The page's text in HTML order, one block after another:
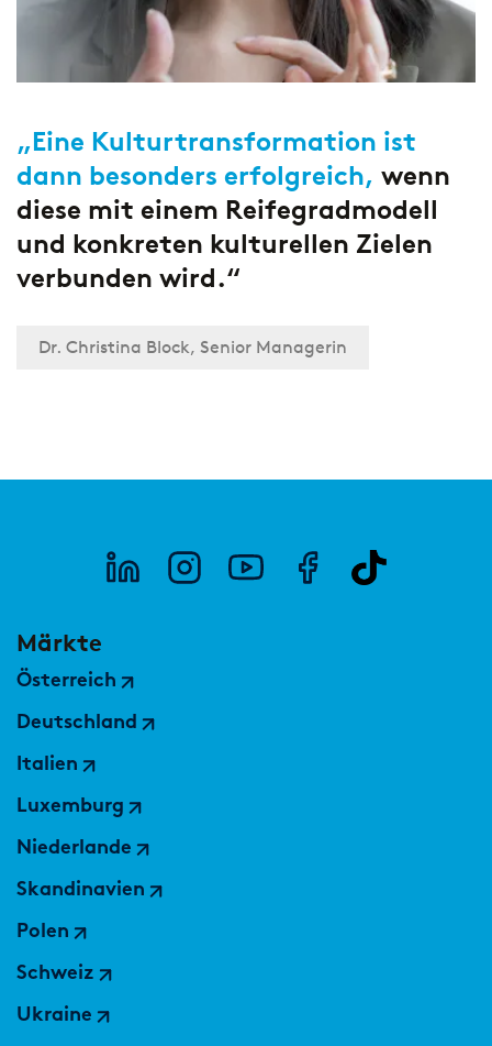
„Eine Kulturtransformation ist
dann besonders erfolgreich, wenn
diese mit einem Reifegradmodell
und konkreten kulturellen Zielen
verbunden wird.“
Dr. Christina Block, Senior Managerin
Märkte
Österreich
Deutschland
Italien
Luxemburg
Niederlande
Skandinavien
Polen
Schweiz
Ukraine